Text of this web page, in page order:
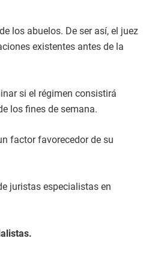
los abuelos. De ser así, el juez
existentes antes de la
si el régimen consistirá
los fines de semana.
factor favorecedor de su
juristas especialistas en